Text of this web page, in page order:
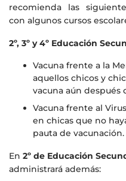
recomienda las
con algunos cursos
2º, 3º y 4º Educación
Vacuna frente a la
aquellos chicos y
vacuna aún después
Vacuna frente al
en chicas que no
pauta de vacunación.
En 2º de Educación
administrará además: